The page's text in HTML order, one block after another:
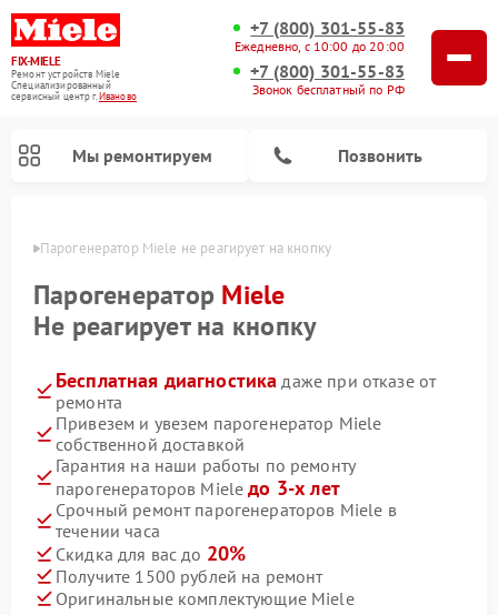
FIX-MIELE
Ремонт устройств Miele
Специализированный
cервисный центр г.Иваново
+7 (800) 301-55-83
Ежедневно, с 10:00 до 20:00
+7 (800) 301-55-83
Звонок бесплатный по РФ
Мы ремонтируем Позвонить
Парогенератор Miele не реагирует на кнопку
Парогенератор Miele
Не реагирует на кнопку
Бесплатная диагностика даже при отказе от
ремонта
Привезем и увезем парогенератор Miele
собственной доставкой
Гарантия на наши работы по ремонту
парогенераторов Mieleдо 3-х лет
Срочный ремонт парогенераторов Miele в
течении часа
Скидка для вас до 20%
Получите 1500 рублей на ремонт
Оригинальные комплектующие Miele